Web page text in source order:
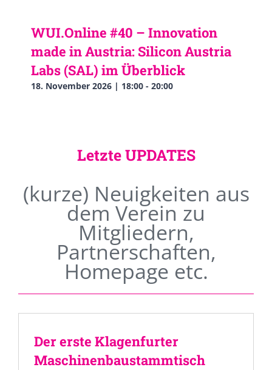
WUI.Online #40 – Innovation
made in Austria: Silicon Austria
Labs (SAL) im Überblick
18. November 2026 | 18:00 - 20:00
Letzte UPDATES
(kurze) Neuigkeiten aus
dem Verein zu
Mitgliedern,
Partnerschaften,
Homepage etc.
Der erste Klagenfurter
Maschinenbaustammtisch